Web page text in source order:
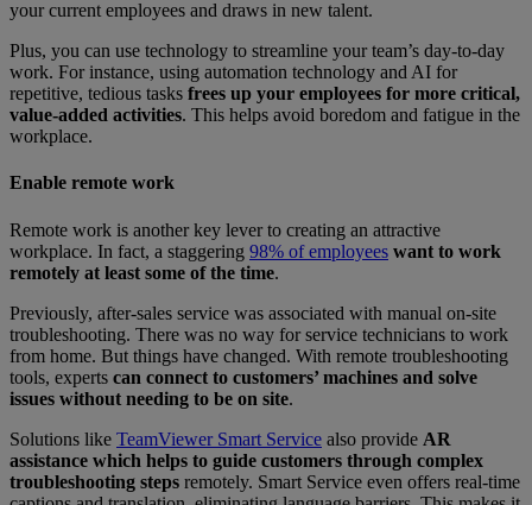
your current employees and draws in new talent.
Plus, you can use technology to streamline your team’s day-to-day
work. For instance, using automation technology and AI for
repetitive, tedious tasks frees up your employees for more critical,
value-added activities. This helps avoid boredom and fatigue in the
workplace.
Enable remote work
Remote work is another key lever to creating an attractive
workplace. In fact, a staggering 98% of employees want to work
remotely at least some of the time.
Previously, after-sales service was associated with manual on-site
troubleshooting. There was no way for service technicians to work
from home. But things have changed. With remote troubleshooting
tools, experts can connect to customers’ machines and solve
issues without needing to be on site.
Solutions like TeamViewer Smart Service also provide AR
assistance which helps to guide customers through complex
troubleshooting steps remotely. Smart Service even offers real-time